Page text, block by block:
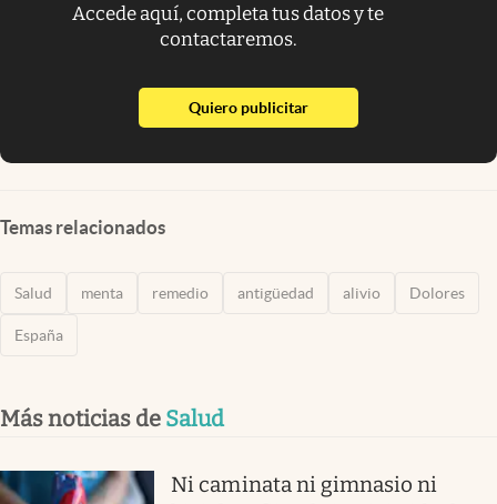
Accede aquí, completa tus datos y te
contactaremos.
Quiero publicitarabre en nueva pestaña
Temas relacionados
Salud menta remedio antigüedad alivio Dolores
España
Más noticias de Salud
Ni caminata ni gimnasio ni